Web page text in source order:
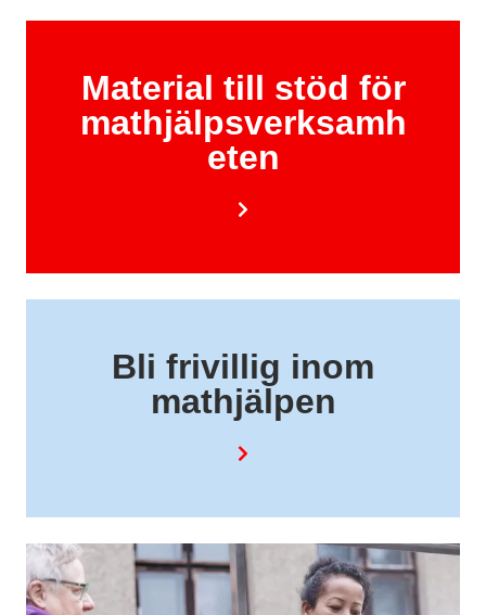
Material till stöd för
mathjälpsverksamh
eten
Bli frivillig inom
mathjälpen